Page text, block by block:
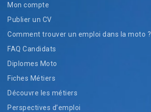
Mon compte
Publier un CV
Comment trouver un emploi dans la moto ?
FAQ Candidats
Diplomes Moto
Fiches Métiers
Découvre les métiers
Perspectives d’emploi